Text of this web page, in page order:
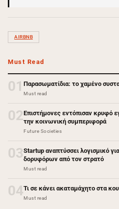
AIRBNB
Must Read
01 Παρασωματίδια: το χαμένο
Must read
02Επιστήμονες εντόπισαν κρυφό
την κοινωνική συμπεριφορά
Future Societies
03Startup αναπτύσσει λογισμικό
δορυφόρων από τον στρατό
Must read
04Τι σε κάνει ακαταμάχητο στα
Must read